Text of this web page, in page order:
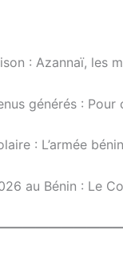
: Azannaï, les
générés : Pour
: L’armée
au Bénin : Le